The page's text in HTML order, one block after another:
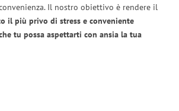
Il nostro obiettivo è rendere il
il più privo di stress e conveniente
tu possa aspettarti con ansia la tua